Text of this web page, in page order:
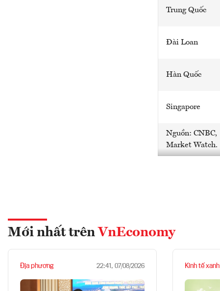
Trung Quốc
Đài Loan
Hàn Quốc
Singapore
Nguồn: CNBC,
Market Watch.
Mới nhất trên VnEconomy
Địa phương 22:41, 07/08/2026 Kinh tế xanh